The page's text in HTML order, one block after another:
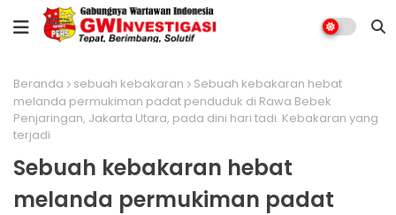
Beranda sebuah kebakaran
Sebuah kebakaran hebat
melanda permukiman padat penduduk di Rawa Bebek
Penjaringan, Jakarta Utara, pada dini hari tadi. Kebakaran yang
terjadi
Sebuah kebakaran hebat
melanda permukiman padat